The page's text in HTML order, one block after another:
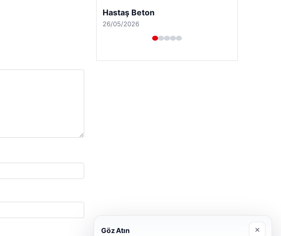
Enes Kaplan Avukatlık Bürosu
28/04/2026
Göz Atın ×